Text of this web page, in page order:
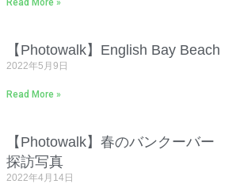
Read More »
【Photowalk】English Bay Beach
2022年5月9日
Read More »
【Photowalk】春のバンクーバー
探訪写真
2022年4月14日